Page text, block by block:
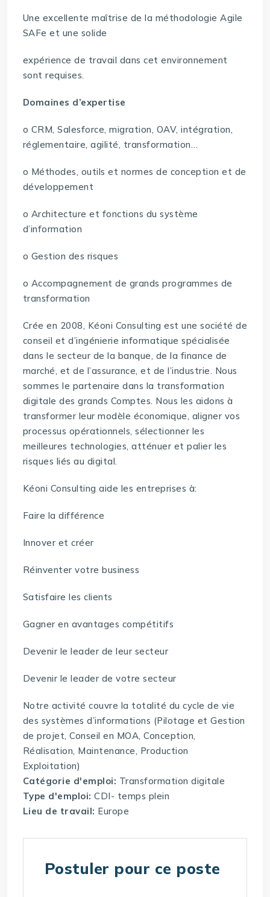
Une excellente maîtrise de la méthodologie Agile
SAFe et une solide
expérience de travail dans cet environnement
sont requises.
Domaines d’expertise
o CRM, Salesforce, migration, OAV, intégration,
réglementaire, agilité, transformation…
o Méthodes, outils et normes de conception et de
développement
o Architecture et fonctions du système
d’information
o Gestion des risques
o Accompagnement de grands programmes de
transformation
Crée en 2008, Kéoni Consulting est une société de
conseil et d’ingénierie informatique spécialisée
dans le secteur de la banque, de la finance de
marché, et de l’assurance, et de l’industrie. Nous
sommes le partenaire dans la transformation
digitale des grands Comptes. Nous les aidons à
transformer leur modèle économique, aligner vos
processus opérationnels, sélectionner les
meilleures technologies, atténuer et palier les
risques liés au digital.
Kéoni Consulting aide les entreprises à:
Faire la différence
Innover et créer
Réinventer votre business
Satisfaire les clients
Gagner en avantages compétitifs
Devenir le leader de leur secteur
Devenir le leader de votre secteur
Notre activité couvre la totalité du cycle de vie
des systèmes d’informations (Pilotage et Gestion
de projet, Conseil en MOA, Conception,
Réalisation, Maintenance, Production
Exploitation)
Catégorie d'emploi: Transformation digitale
Type d'emploi:CDI- temps plein
Lieu de travail: Europe
Postuler pour ce poste